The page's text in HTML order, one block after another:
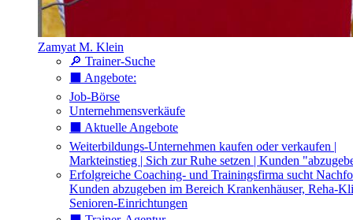
Zamyat M. Klein
🔎 Trainer-Suche
⬛️ Angebote:
Job-Börse
Unternehmensverkäufe
⬛️ Aktuelle Angebote
Weiterbildungs-Unternehmen kaufen oder verkaufen |
Markteinstieg | Sich zur Ruhe setzen | Kunden
Erfolgreiche Coaching- und Trainingsfirma sucht
Kunden abzugeben im Bereich Krankenhäuser, Reha-
Senioren-Einrichtungen